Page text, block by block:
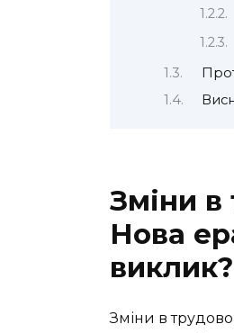
Зміни в
Нова
виклик?
Зміни в